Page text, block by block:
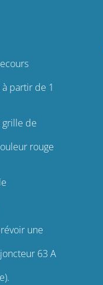
partir de 1
grille de
rouge
une
63 A